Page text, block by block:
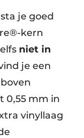
je goed
kern
niet in
je een
0,55 mm in
vinyllaag